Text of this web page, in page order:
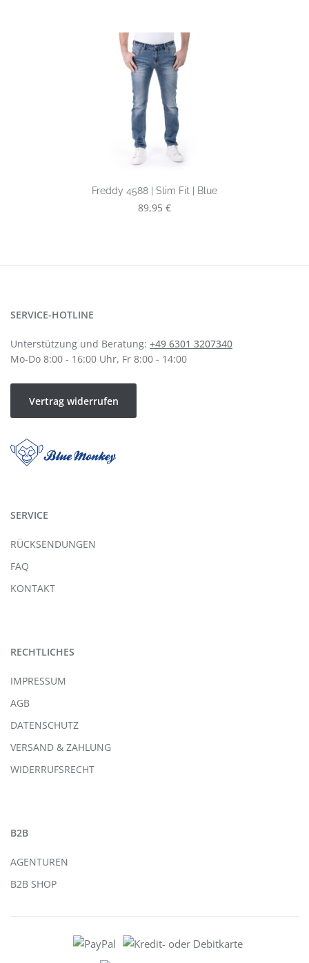
Freddy 4588 | Slim Fit | Blue
Regulärer Preis:
89,95 €
SERVICE-HOTLINE
Unterstützung und Beratung: +49 6301 3207340
Mo-Do 8:00 - 16:00 Uhr, Fr 8:00 - 14:00
Vertrag widerrufen
SERVICE
RÜCKSENDUNGEN
FAQ
KONTAKT
RECHTLICHES
IMPRESSUM
AGB
DATENSCHUTZ
VERSAND & ZAHLUNG
WIDERRUFSRECHT
B2B
AGENTUREN
B2B SHOP